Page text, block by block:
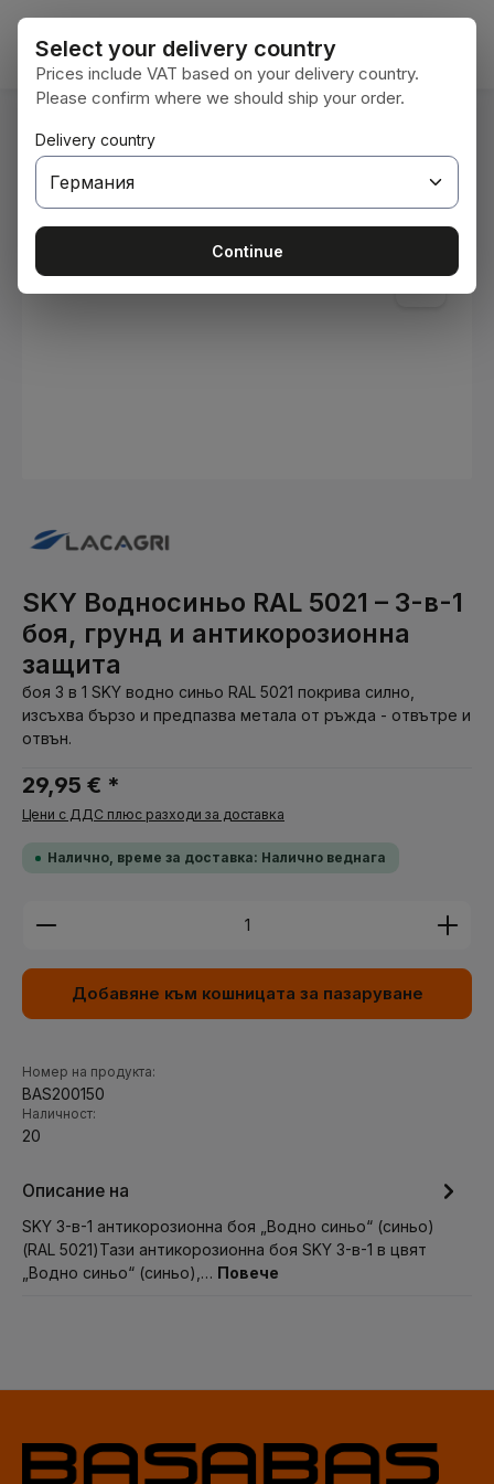
Преминете към основното съдържание
Вие сте тук: Начална страница
Бои и лакове
Пропуснете галерия с изображения
SKY Водносиньо RAL 5021 – 3-в-1
боя, грунд и антикорозионна
защита
боя 3 в 1 SKY водно синьо RAL 5021 покрива силно,
изсъхва бързо и предпазва метала от ръжда - отвътре и
отвън.
29,95 € *
Цени с ДДС плюс разходи за доставка
Налично, време за доставка: Налично веднага
Количество на продукта: Въведете желаната
Добавяне към кошницата за пазаруване
Номер на продукта:
BAS200150
Наличност:
20
Описание на
SKY 3-в-1 антикорозионна боя „Водно синьо“ (синьо)
(RAL 5021)Тази антикорозионна боя SKY 3-в-1 в цвят
„Водно синьо“ (синьо),… Повече
Select your delivery country
Prices include VAT based on your delivery country.
Please confirm where we should ship your order.
Delivery country
Continue